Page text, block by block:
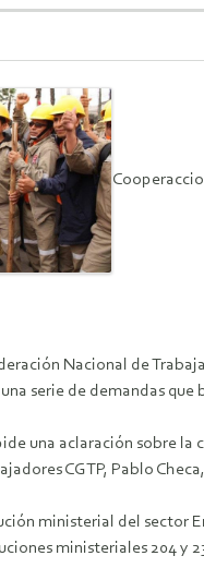
Nacional de
serie de demandas que
una aclaración sobre
CGTP, Pablo
ministerial del sector
ministeriales 204 y